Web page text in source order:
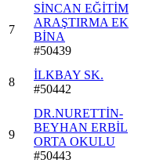
7
SİNCAN EĞİTİM
ARAŞTIRMA EK
BİNA
#50439
8
İLKBAY SK.
#50442
9
DR.NURETTİN-
BEYHAN ERBİL
ORTA OKULU
#50443